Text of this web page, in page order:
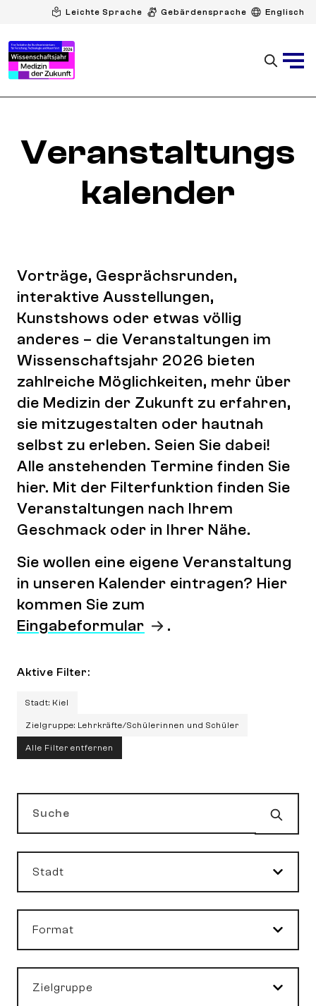
Leichte Sprache Gebärdensprache Englisch
Veranstaltungs
kalender
Vorträge, Gesprächsrunden,
interaktive Ausstellungen,
Kunstshows oder etwas völlig
anderes – die Veranstaltungen im
Wissenschaftsjahr 2026 bieten
zahlreiche Möglichkeiten, mehr über
die Medizin der Zukunft zu erfahren,
sie mitzugestalten oder hautnah
selbst zu erleben. Seien Sie dabei!
Alle anstehenden Termine finden Sie
hier. Mit der Filterfunktion finden Sie
Veranstaltungen nach Ihrem
Geschmack oder in Ihrer Nähe.
Sie wollen eine eigene Veranstaltung
in unseren Kalender eintragen? Hier
kommen Sie zum
Eingabeformular
.
Aktive Filter:
Stadt: Kiel
Zielgruppe: Lehrkräfte/Schülerinnen und Schüler
Alle Filter entfernen
Suche
Stadt
Format
Zielgruppe